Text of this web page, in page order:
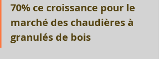
70% ce croissance pour le
marché des chaudières à
granulés de bois